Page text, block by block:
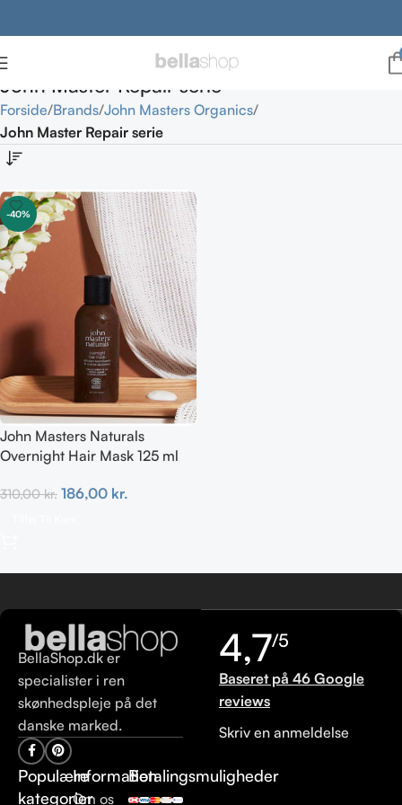
John Master Repair serie
Forside Brands John Masters Organics
John Master Repair serie
-40%
John Masters Naturals
Overnight Hair Mask 125 ml
310,00kr. 186,00 kr.
BellaShop.dk er
specialister i ren
skønhedspleje på det
danske marked.
Populære
kategorier
Information
Om os
Betalingsmuligheder
4,7/5
Baseret på 46 Google
reviews
Skriv en anmeldelse